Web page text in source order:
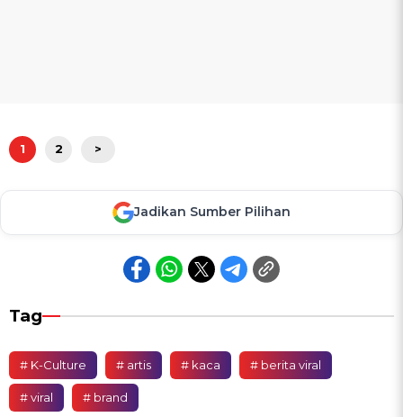
1 2 >
Jadikan Sumber Pilihan
Tag
# K-Culture # artis # kaca # berita viral
# viral # brand